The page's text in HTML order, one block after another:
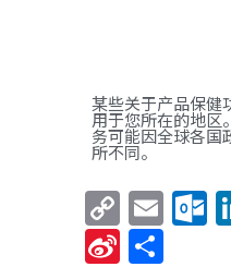
某些关于产品保健
用于您所在的地区
务可能因全球各国
所不同。
Copy
Link
Sina